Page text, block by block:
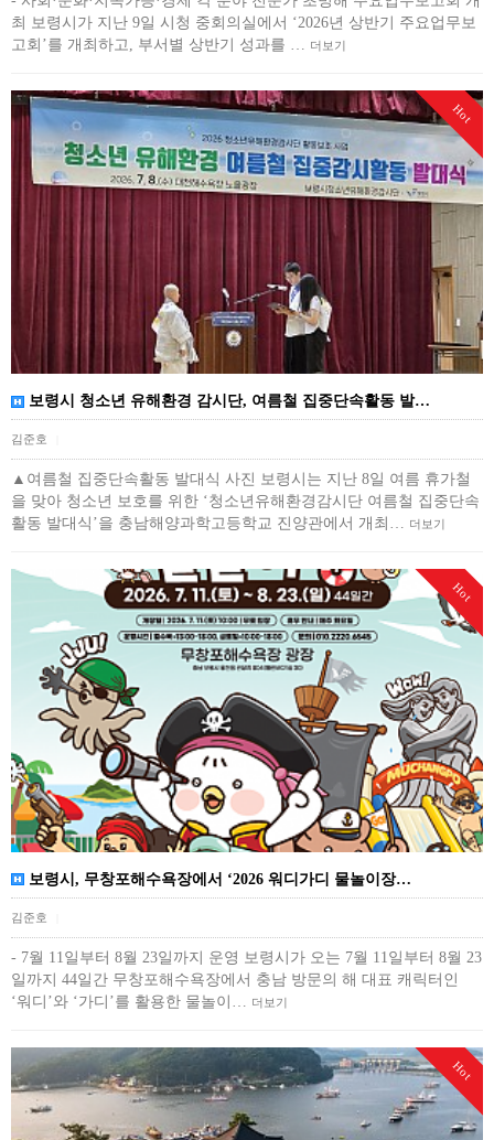
최 보령시가 지난 9일 시청 중회의실에서 ‘2026년 상반기 주요업무보
고회’를 개최하고, 부서별 상반기 성과를 … 더보기
Hot
보령시 청소년 유해환경 감시단, 여름철 집중단속활동 발…
김준호
▲여름철 집중단속활동 발대식 사진 보령시는 지난 8일 여름 휴가철
을 맞아 청소년 보호를 위한 ‘청소년유해환경감시단 여름철 집중단속
활동 발대식’을 충남해양과학고등학교 진양관에서 개최…
더보기
Hot
보령시, 무창포해수욕장에서 ‘2026 워디가디 물놀이장…
김준호
- 7월 11일부터 8월 23일까지 운영 보령시가 오는 7월 11일부터 8월 23
일까지 44일간 무창포해수욕장에서 충남 방문의 해 대표 캐릭터인
‘워디’와 ‘가디’를 활용한 물놀이…
더보기
Hot